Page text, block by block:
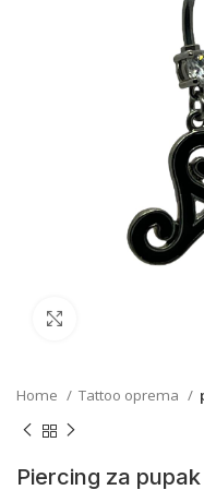
Home Tattoo oprema
Piercing za pupak